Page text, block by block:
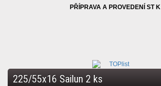
PŘÍPRAVA A PROVEDENÍ ST K
225/55x16 Sailun 2 ks